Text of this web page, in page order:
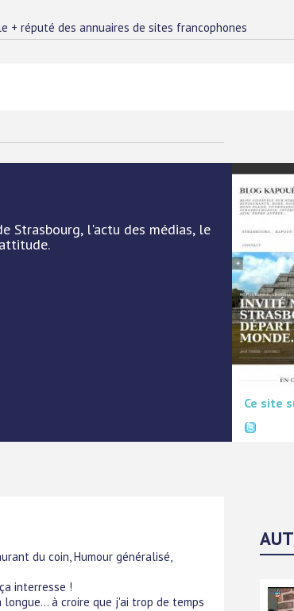
+ réputé des annuaires de sites francophones
Strasbourg, l'actu des médias, le
Ce site
du coin, Humour généralisé,
interresse !
à croire que j'ai trop de temps